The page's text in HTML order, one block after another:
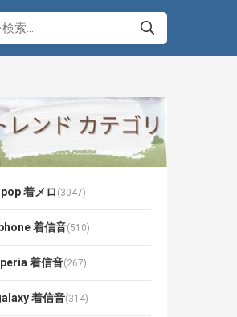
着メロ (3047)
着信音(510)
着信音(267)
着信音(314)